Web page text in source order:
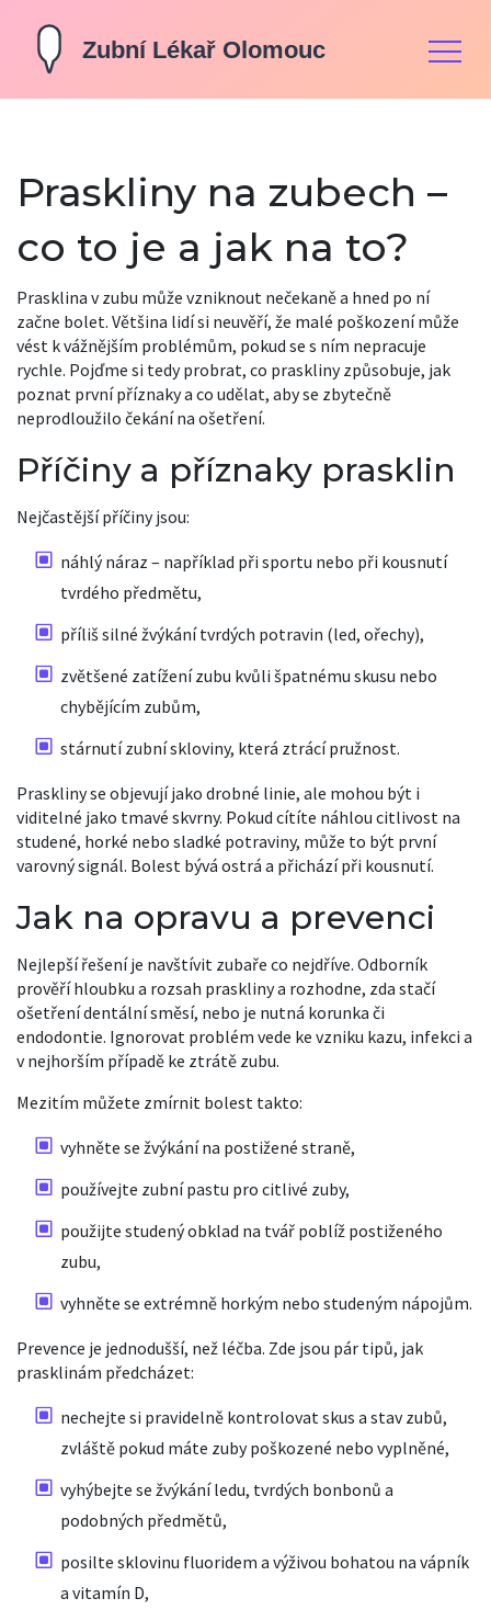
Praskliny na zubech –
co to je a jak na to?
Prasklina v zubu může vzniknout nečekaně a hned po ní
začne bolet. Většina lidí si neuvěří, že malé poškození může
vést k vážnějším problémům, pokud se s ním nepracuje
rychle. Pojďme si tedy probrat, co praskliny způsobuje, jak
poznat první příznaky a co udělat, aby se zbytečně
neprodloužilo čekání na ošetření.
Příčiny a příznaky prasklin
Nejčastější příčiny jsou:
náhlý náraz – například při sportu nebo při kousnutí
tvrdého předmětu,
příliš silné žvýkání tvrdých potravin (led, ořechy),
zvětšené zatížení zubu kvůli špatnému skusu nebo
chybějícím zubům,
stárnutí zubní skloviny, která ztrácí pružnost.
Praskliny se objevují jako drobné linie, ale mohou být i
viditelné jako tmavé skvrny. Pokud cítíte náhlou citlivost na
studené, horké nebo sladké potraviny, může to být první
varovný signál. Bolest bývá ostrá a přichází při kousnutí.
Jak na opravu a prevenci
Nejlepší řešení je navštívit zubaře co nejdříve. Odborník
prověří hloubku a rozsah praskliny a rozhodne, zda stačí
ošetření dentální směsí, nebo je nutná korunka či
endodontie. Ignorovat problém vede ke vzniku kazu, infekci a
v nejhorším případě ke ztrátě zubu.
Mezitím můžete zmírnit bolest takto:
vyhněte se žvýkání na postižené straně,
používejte zubní pastu pro citlivé zuby,
použijte studený obklad na tvář poblíž postiženého
zubu,
vyhněte se extrémně horkým nebo studeným nápojům.
Prevence je jednodušší, než léčba. Zde jsou pár tipů, jak
prasklinám předcházet:
nechejte si pravidelně kontrolovat skus a stav zubů,
zvláště pokud máte zuby poškozené nebo vyplněné,
vyhýbejte se žvýkání ledu, tvrdých bonbonů a
podobných předmětů,
posilte sklovinu fluoridem a výživou bohatou na vápník
a vitamín D,